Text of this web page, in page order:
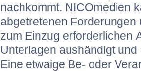
nachkommt. NICOmedien
abgetretenen
zum Einzug erforderlichen
Unterlagen aushändigt
Eine etwaige Be- oder